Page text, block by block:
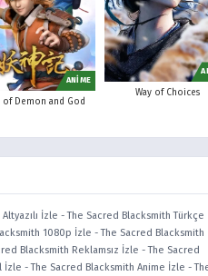
ANİME
of Demon and God
Way of Choices
İzle -The Sacred Blacksmith Türkçe
1080p İzle -The Sacred Blacksmith
Blacksmith Reklamsız İzle -The Sacred
İzle -The Sacred Blacksmith Anime İzle -